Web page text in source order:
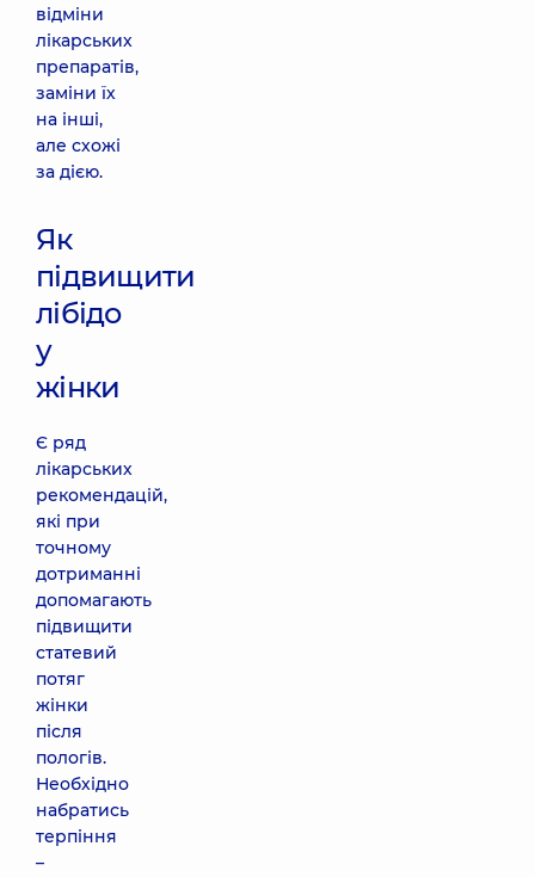
відміни
лікарських
препаратів,
заміни їх
на інші,
але схожі
за дією.
Як
підвищити
лібідо
у
жінки
Є ряд
лікарських
рекомендацій,
які при
точному
дотриманні
допомагають
підвищити
статевий
потяг
жінки
після
пологів.
Необхідно
набратись
терпіння
–